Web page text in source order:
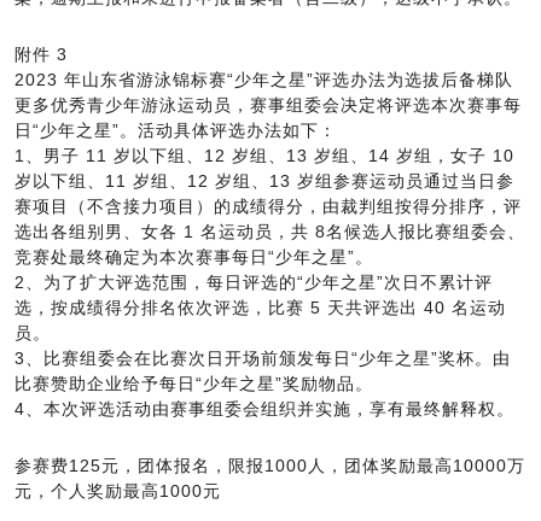
附件 3
2023 年山东省游泳锦标赛“少年之星”评选办法为选拔后备梯队
更多优秀青少年游泳运动员，赛事组委会决定将评选本次赛事每
日“少年之星”。活动具体评选办法如下：
1、男子 11 岁以下组、12 岁组、13 岁组、14 岁组，女子 10
岁以下组、11 岁组、12 岁组、13 岁组参赛运动员通过当日参
赛项目（不含接力项目）的成绩得分，由裁判组按得分排序，评
选出各组别男、女各 1 名运动员，共 8名候选人报比赛组委会、
竞赛处最终确定为本次赛事每日“少年之星”。
2、为了扩大评选范围，每日评选的“少年之星”次日不累计评
选，按成绩得分排名依次评选，比赛 5 天共评选出 40 名运动
员。
3、比赛组委会在比赛次日开场前颁发每日“少年之星”奖杯。由
比赛赞助企业给予每日“少年之星”奖励物品。
4、本次评选活动由赛事组委会组织并实施，享有最终解释权。
参赛费125元，团体报名，限报1000人，团体奖励最高10000万
元，个人奖励最高1000元